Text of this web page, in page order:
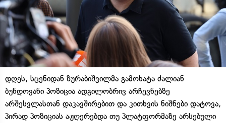
დღეს, სცენიდან ზურაბიშვილმა გამოხატა ძალიან
ბუნდოვანი პოზიცია ადგილობრივ არჩევნებზე
არშესვლასთან დაკავშირებით და კითხვის ნიშნები დატოვა,
პირად პოზიციას აჟღერებდა თუ პლატფორმაზე არსებული